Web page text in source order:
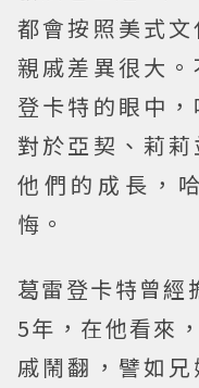
都會按照美式
親戚差異很大
登卡特的眼中
對於亞契、莉
他們的成長，
悔。
葛雷登卡特曾經
5年，在他看來
戚鬧翻，譬如